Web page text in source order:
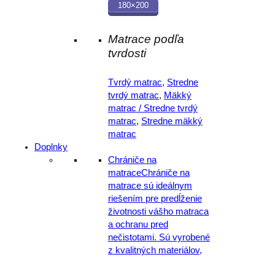
180×200
Matrace podľa
tvrdosti
Tvrdý matrac, Stredne
tvrdý matrac, Mäkký
matrac / Stredne tvrdý
matrac, Stredne mäkký
matrac
Doplnky
Chrániče na
matraceChrániče na
matrace sú ideálnym
riešením pre predĺženie
životnosti vášho matraca
a ochranu pred
nečistotami. Sú vyrobené
z kvalitných materiálov,